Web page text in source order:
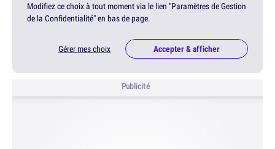
Modifiez ce choix à tout moment via le lien "Paramètres de Gestion
de la Confidentialité" en bas de page.
Gérer mes choix Accepter & afficher
Publicité